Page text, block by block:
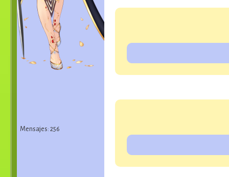
Mensajes: 256